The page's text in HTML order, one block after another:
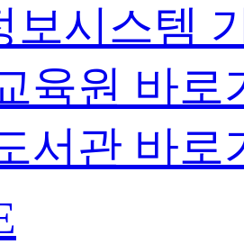
보시스템
육원 바로
서관 바로